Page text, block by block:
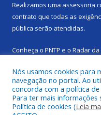
Realizamos uma assessoria
contrato que todas as
pública serão atendidas.
Conheça o PNTP e o Radar
Todos os direitos
Nós usamos cookies para
navegação no portal. Ao
concorda com a política
Para ter mais informações
Política de cookies (Leia